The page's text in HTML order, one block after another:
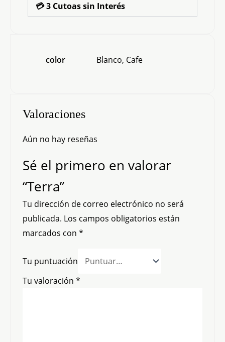
💳 3 Cutoas sin Interés
color Blanco, Cafe
Valoraciones
Aún no hay reseñas
Sé el primero en valorar
“Terra”
Tu dirección de correo electrónico no será
publicada. Los campos obligatorios están
marcados con *
Tu puntuación
Tu valoración *